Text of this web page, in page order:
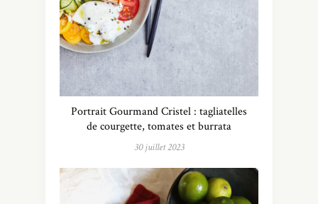
Portrait Gourmand Cristel : tagliatelles
de courgette, tomates et burrata
30 juillet 2023